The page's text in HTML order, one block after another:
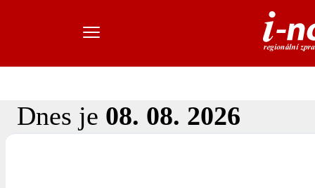
Dnes je 08. 08. 2026